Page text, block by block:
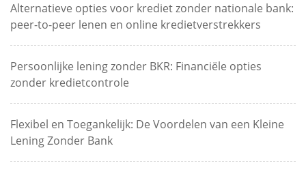
Alternatieve opties voor krediet zonder nationale bank:
peer-to-peer lenen en online kredietverstrekkers
Persoonlijke lening zonder BKR: Financiële opties
zonder kredietcontrole
Flexibel en Toegankelijk: De Voordelen van een Kleine
Lening Zonder Bank